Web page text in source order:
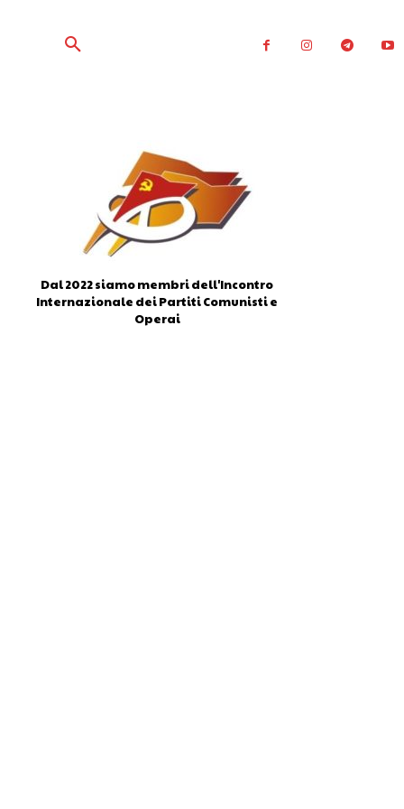
Dal 2022 siamo membri dell'Incontro
Internazionale dei Partiti Comunisti e
Operai